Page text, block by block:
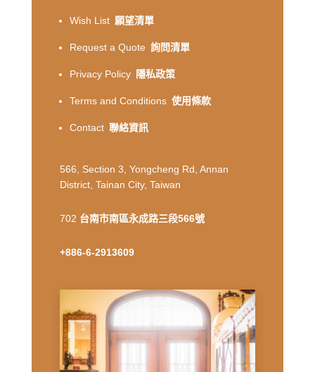
Wish List 願望清單
Request a Quote 詢問清單
Privacy Policy 隱私政策
Terms and Conditions 使用條款
Contact 聯絡資訊
566, Section 3, Yongcheng Rd, Annan
District, Tainan City, Taiwan
702 台南市南區永成路三段566號
+886-6-2913609